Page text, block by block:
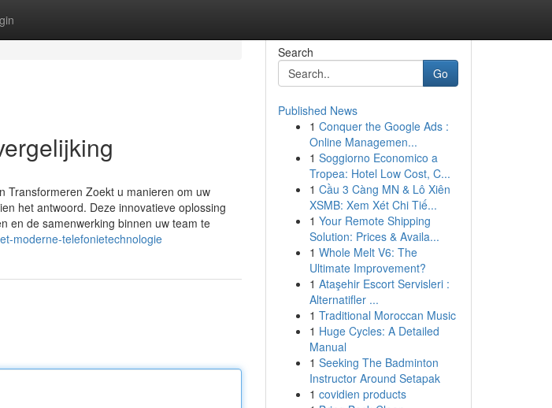
Transformeren Zoekt u manieren om uw
het antwoord. Deze innovatieve oplossing
en de samenwerking binnen uw team te
moderne-telefonietechnologie
Search
Go
Published News
1 Conquer the Google Ads :
Online Managemen...
1 Soggiorno Economico a
Tropea: Hotel Low Cost, C...
1 Cầu 3 Càng MN & Lô Xiên
XSMB: Xem Xét Chi Tiế...
1 Your Remote Shipping
Solution: Prices & Availa...
1 Whole Melt V6: The
Ultimate Improvement?
1 Ataşehir Escort Servisleri :
Alternatifler ...
1 Traditional Moroccan Music
1 Huge Cycles: A Detailed
Manual
1 Seeking The Badminton
Instructor Around Setapak
1 covidien products